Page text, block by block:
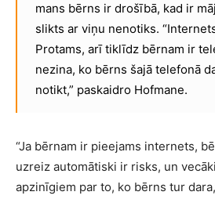
mans bērns ir drošībā, kad ir
slikts ar viņu nenotiks.
Protams, arī tiklīdz bērnam ir
nezina, ko bērns šajā telefonā
notikt,” paskaidro Hofmane.
“Ja bērnam ir pieejams internets,
uzreiz automātiski ir risks, un
apzinīgiem par to, ko bērns tur